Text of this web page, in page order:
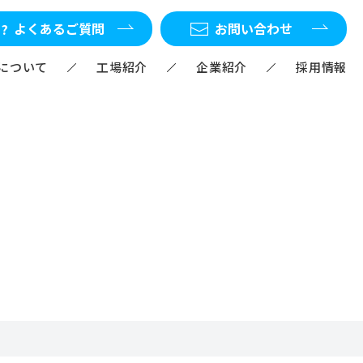
よくあるご質問 お問い合わせ
ついて 工場紹介 企業紹介 採用情報